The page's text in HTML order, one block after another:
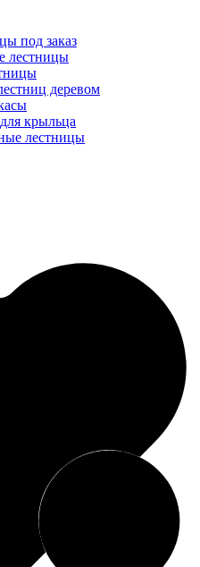
под заказ
лестницы
деревом
крыльца
лестницы